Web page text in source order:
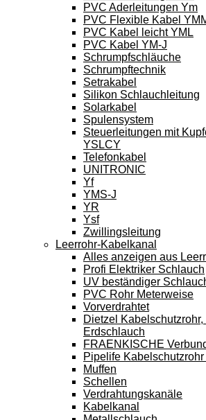
PVC Aderleitungen Ym
PVC Flexible Kabel
PVC Kabel leicht YML
PVC Kabel YM-J
Schrumpfschläuche
Schrumpftechnik
Setrakabel
Silikon Schlauchleitung
Solarkabel
Spulensystem
Steuerleitungen mit
YSLCY
Telefonkabel
UNITRONIC
Yf
YMS-J
YR
Ysf
Zwillingsleitung
Leerrohr-Kabelkanal
Alles anzeigen aus
Profi Elektriker Schlauch
UV beständiger
PVC Rohr Meterweise
Vorverdrahtet
Dietzel
Erdschlauch
FRAENKISCHE
Pipelife
Muffen
Schellen
Verdrahtungskanäle
Kabelkanal